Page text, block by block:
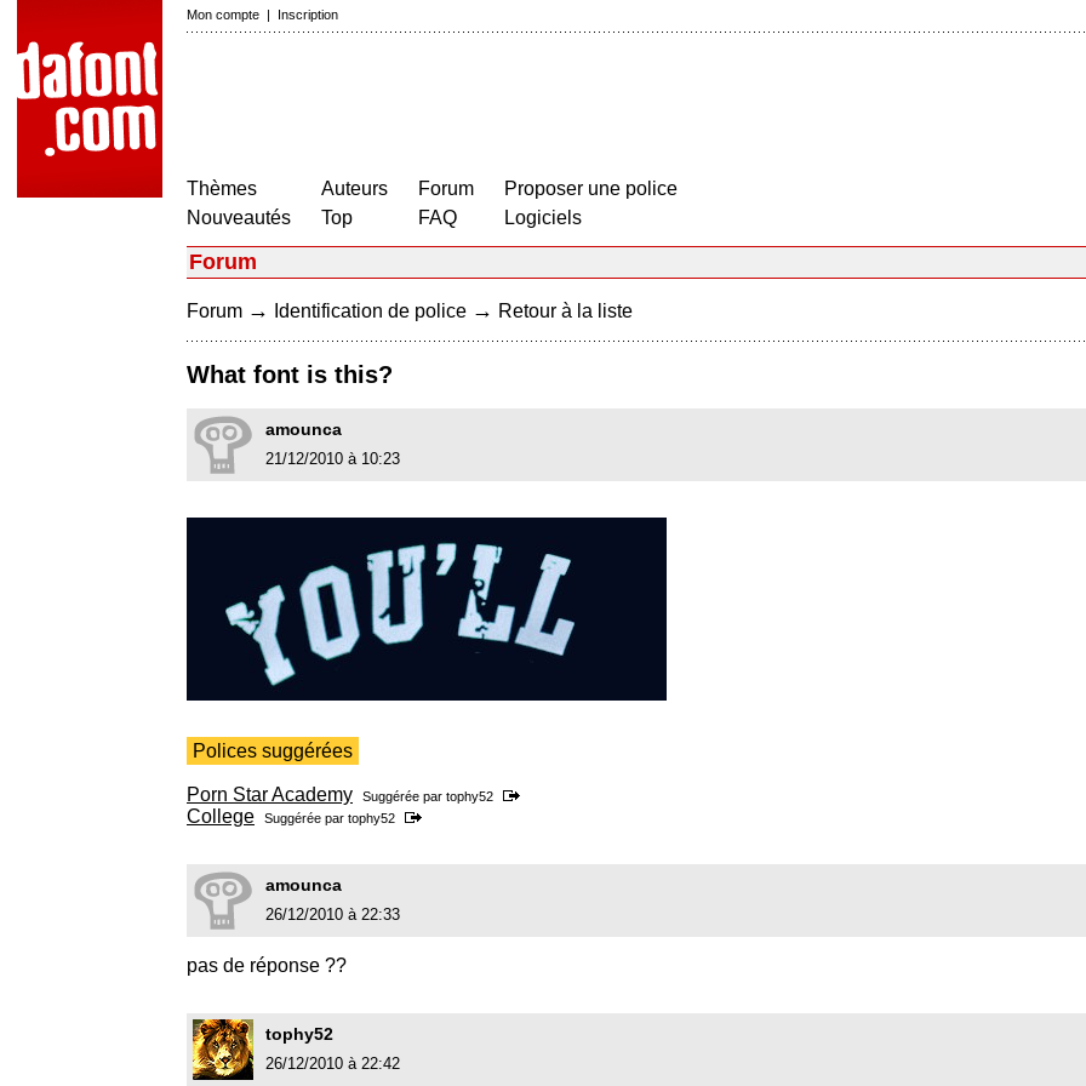
Mon compte | Inscription
Thèmes
Nouveautés
Auteurs
Top
Forum
FAQ
Proposer une police
Logiciels
Forum
Forum → Identification de police → Retour à la liste
What font is this?
amounca
21/12/2010 à 10:23
Polices suggérées
Porn Star Academy Suggérée par tophy52
College Suggérée par tophy52
amounca
26/12/2010 à 22:33
pas de réponse ??
tophy52
26/12/2010 à 22:42